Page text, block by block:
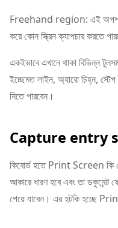
Freehand region: এই অপশন
করে কোন স্ক্রিন ক্যাপচার করতে
একইভাবে এখানে থাকা বিভিন্ন
ইচ্ছেমত লাইন, অ্যারো চিহ্ন,
নিতে পারবেন।
Capture entry
কিবোর্ড হতে Print Screen কি
আকারে ধারণ হবে এবং তা ডকুমেন্ট
পেয়ে যাবেন। এর হটকি হচ্ছে